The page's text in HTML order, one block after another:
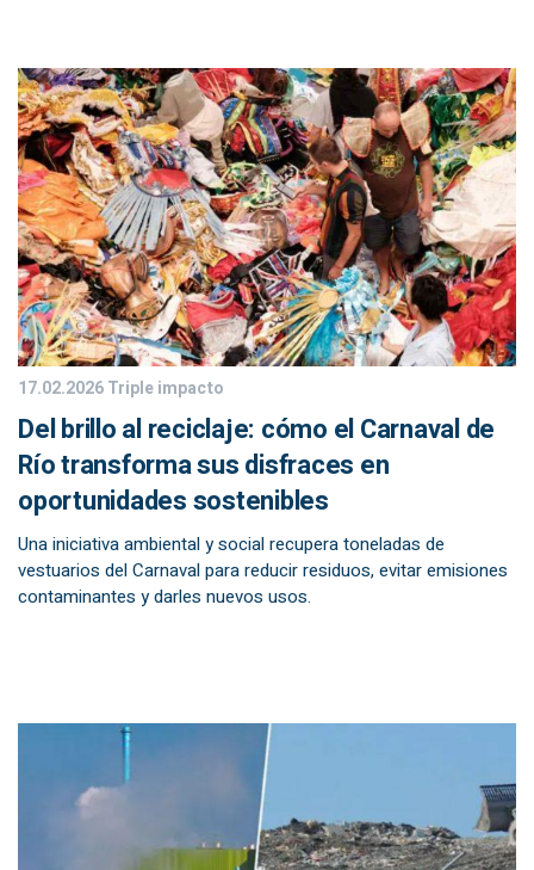
17.02.2026Triple impacto
Del brillo al reciclaje: cómo el Carnaval de
Río transforma sus disfraces en
oportunidades sostenibles
Una iniciativa ambiental y social recupera toneladas de
vestuarios del Carnaval para reducir residuos, evitar emisiones
contaminantes y darles nuevos usos.